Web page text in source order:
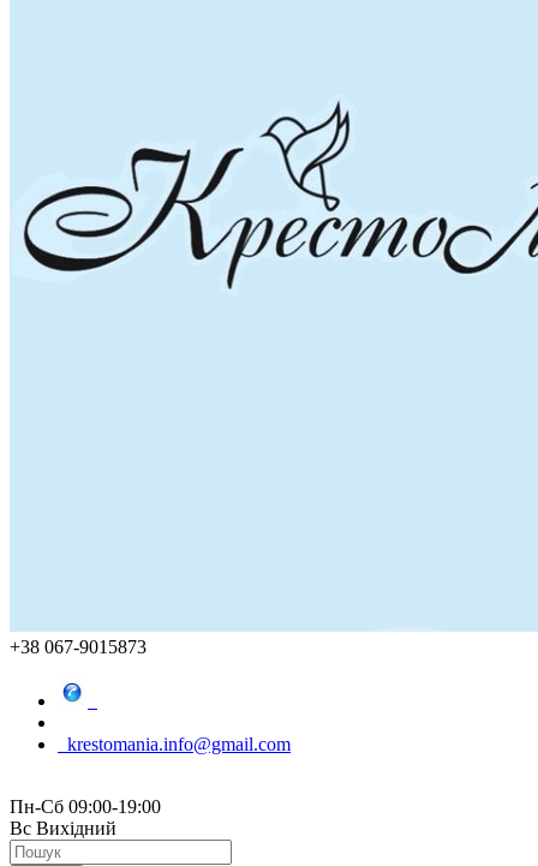
+38 067-9015873
krestomania.info@gmail.com
Пн-Сб 09:00-19:00
Вс Вихідний